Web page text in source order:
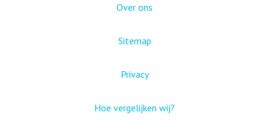
Over ons
Sitemap
Privacy
Hoe vergelijken wij?